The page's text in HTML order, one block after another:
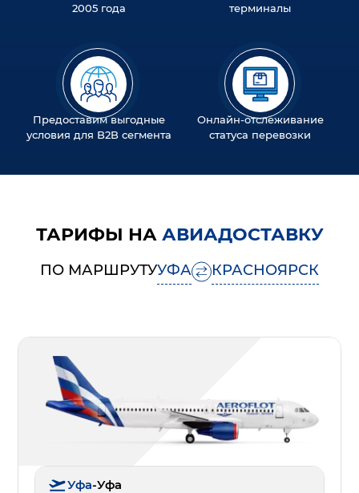
2005 года
терминалы
Предоставим выгодные
условия для B2B сегмента
Онлайн-отслеживание
статуса перевозки
ТАРИФЫ НА АВИАДОСТАВКУ
ПО МАРШРУТУУФА КРАСНОЯРСК
Уфа-Уфа